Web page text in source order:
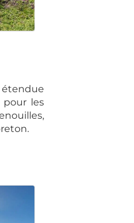
étendue
pour les